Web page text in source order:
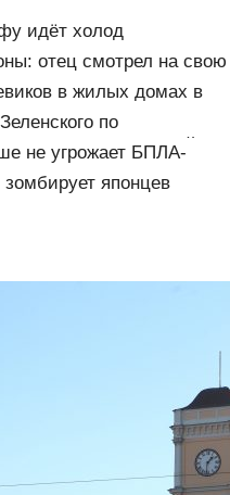
идёт холод
отец смотрел на свою
мог сдержать слезы
в жилых домах в
по
Россия, полный
от военкора Коца
не угрожает БПЛА-
японцев